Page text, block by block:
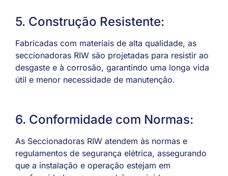
5. Construção Resistente:
Fabricadas com materiais de alta qualidade, as
seccionadoras RIW são projetadas para resistir ao
desgaste e à corrosão, garantindo uma longa vida
útil e menor necessidade de manutenção.
6. Conformidade com Normas:
As Seccionadoras RIW atendem às normas e
regulamentos de segurança elétrica, assegurando
que a instalação e operação estejam em